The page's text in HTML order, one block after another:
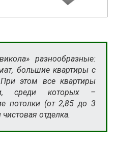
разнообразные:
большие квартиры с
этом все квартиры
среди которых –
потолки (от 2,85 до 3
отделка.